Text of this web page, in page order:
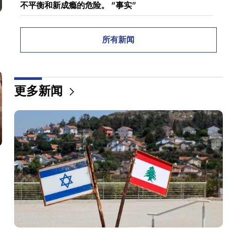
不平衡和新成瘾的危险。 “事实”
02:03
“我相信亚美尼亚俱乐部将首次参加欧冠联赛的主赛
以色列与黎巴嫩首轮谈判在罗马结束
十二生肖八月财运
01:07 重要的
救援部门向亚拉拉特地区的居民发出警告
00:56
杀人现场！
00:29
Sedrak Arustamyan 被拘留两个月
所有新闻
更多新闻